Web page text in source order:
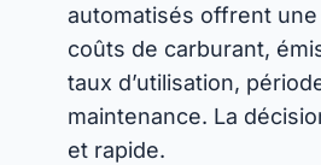
automatisés offrent une
coûts de carburant,
taux d’utilisation,
maintenance. La
et rapide.